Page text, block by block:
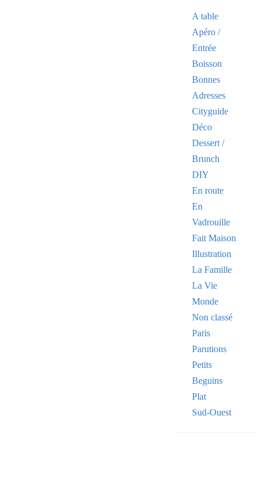
A table
Apéro /
Entrée
Boisson
Bonnes
Adresses
Cityguide
Déco
Dessert /
Brunch
DIY
En route
En
Vadrouille
Fait Maison
Illustration
La Famille
La Vie
Monde
Non classé
Paris
Parutions
Petits
Beguins
Plat
Sud-Ouest